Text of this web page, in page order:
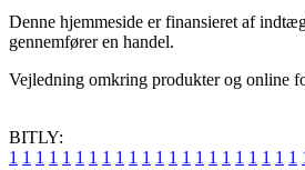
Denne hjemmeside er finansieret af
gennemfører en handel.
Vejledning omkring produkter og online
BITLY:
1 1 1 1 1 1 1 1 1 1 1 1 1 1 1 1 1 1 1 1 1 1